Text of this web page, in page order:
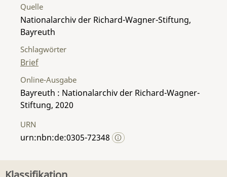
Quelle
Nationalarchiv der Richard-Wagner-Stiftung,
Bayreuth
Schlagwörter
Brief
Online-Ausgabe
Bayreuth : Nationalarchiv der Richard-Wagner-
Stiftung, 2020
URN
urn:nbn:de:0305-72348